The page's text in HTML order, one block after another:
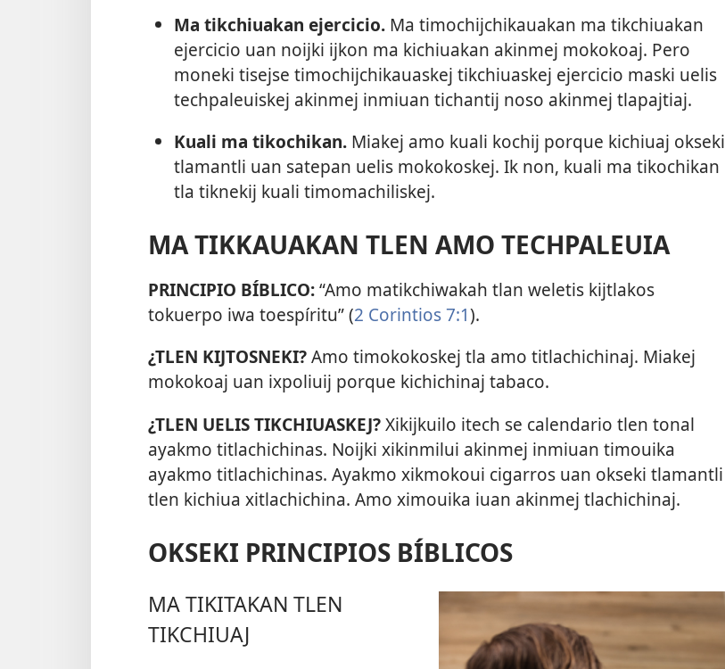
Ma tikchiuakan ejercicio.Ma timochijchikauakan ma tikchiuakan
ejercicio uan noijki ijkon ma kichiuakan akinmej mokokoaj. Pero
moneki tisejse timochijchikauaskej tikchiuaskej ejercicio maski uelis
techpaleuiskej akinmej inmiuan tichantij noso akinmej tlapajtiaj.
Kuali ma tikochikan.Miakej amo kuali kochij porque kichiuaj okseki
tlamantli uan satepan uelis mokokoskej. Ik non, kuali ma tikochikan
tla tiknekij kuali timomachiliskej.
MA TIKKAUAKAN TLEN AMO TECHPALEUIA
PRINCIPIO BÍBLICO:“Amo matikchiwakah tlan weletis kijtlakos
tokuerpo iwa toespíritu” (2 Corintios 7:1).
¿TLEN KIJTOSNEKI?Amo timokokoskej tla amo titlachichinaj. Miakej
mokokoaj uan ixpoliuij porque kichichinaj tabaco.
¿TLEN UELIS TIKCHIUASKEJ?Xikijkuilo itech se calendario tlen tonal
ayakmo titlachichinas. Noijki xikinmilui akinmej inmiuan timouika
ayakmo titlachichinas. Ayakmo xikmokoui cigarros uan okseki tlamantli
tlen kichiua xitlachichina. Amo ximouika iuan akinmej tlachichinaj.
OKSEKI PRINCIPIOS BÍBLICOS
MA TIKITAKAN TLEN
TIKCHIUAJ